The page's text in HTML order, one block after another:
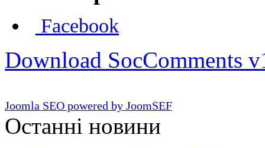
Facebook
Download SocComments
Joomla SEO powered by JoomSEF
Останні новини